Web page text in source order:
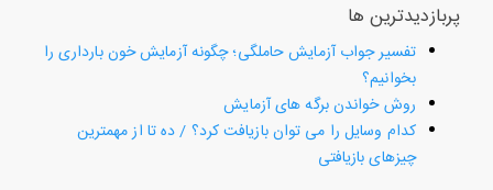
پربازدیدترین ها
تفسیر جواب آزمایش حاملگی؛ چگونه آزمایش خون بارداری را
بخوانیم؟
روش خواندن برگه های آزمایش
کدام وسایل را می توان بازیافت کرد؟ / ده تا از مهمترین
چیزهای بازیافتی